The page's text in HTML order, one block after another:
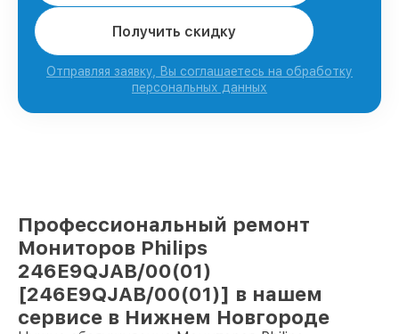
Получить скидку
Отправляя заявку, Вы соглашаетесь на обработку
персональных данных
Профессиональный ремонт
Мониторов Philips
246E9QJAB/00(01)
[246E9QJAB/00(01)] в нашем
сервисе в Нижнем Новгороде